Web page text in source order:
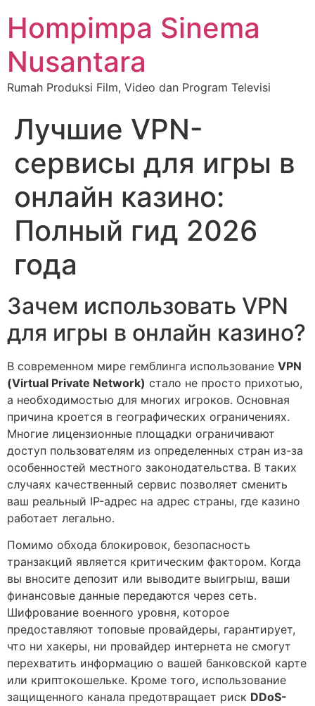
Hompimpa Sinema
Nusantara
Rumah Produksi Film, Video dan Program Televisi
Лучшие VPN-
сервисы для игры в
онлайн казино:
Полный гид 2026
года
Зачем использовать VPN
для игры в онлайн казино?
В современном мире гемблинга использование VPN
(Virtual Private Network) стало не просто прихотью,
а необходимостью для многих игроков. Основная
причина кроется в географических ограничениях.
Многие лицензионные площадки ограничивают
доступ пользователям из определенных стран из-за
особенностей местного законодательства. В таких
случаях качественный сервис позволяет сменить
ваш реальный IP-адрес на адрес страны, где казино
работает легально.
Помимо обхода блокировок, безопасность
транзакций является критическим фактором. Когда
вы вносите депозит или выводите выигрыш, ваши
финансовые данные передаются через сеть.
Шифрование военного уровня, которое
предоставляют топовые провайдеры, гарантирует,
что ни хакеры, ни провайдер интернета не смогут
перехватить информацию о вашей банковской карте
или криптокошельке. Кроме того, использование
защищенного канала предотвращает риск DDoS-